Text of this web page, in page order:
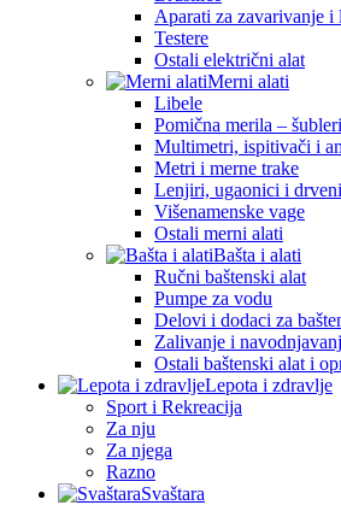
Aparati za zavarivanje i
Testere
Ostali električni alat
Merni alati
Libele
Pomična merila – šubleri
Multimetri, ispitivači i
Metri i merne trake
Lenjiri, ugaonici i
Višenamenske vage
Ostali merni alati
Bašta i alati
Ručni baštenski alat
Pumpe za vodu
Delovi i dodaci za
Zalivanje i
Ostali baštenski alat i
Lepota i zdravlje
Sport i Rekreacija
Za nju
Za njega
Razno
Svaštara